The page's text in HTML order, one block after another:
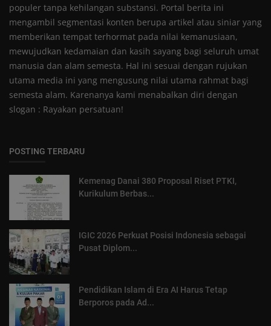
populer tanpa kehilangan substansi. Portal berita ini
mengambil segmentasi konten berupa artikel atau siniar yang
memberikan tempat terhormat pada nilai kemanusiaan,
mewujudkan kedamaian dan kasih sayang bagi seluruh umat
manusia dan alam semesta. Hal ini sesuai dengan rujukan
utama media ini yang mengusung nilai utama rahmat bagi
semesta alam. Karenanya kami menabalkan diri dengan
slogan : Rayakan persatuan!
POSTING TERBARU
Kemenag Danai 380 Proposal Riset PTKI,
Kurikulum Berbas...
IGIC 2026 Perkuat Posisi Indonesia sebagai
Pusat Diplom...
Pendidikan Islam di Era AI Harus Tetap
Berporos pada Ad...